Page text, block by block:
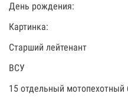
День рождения:
Картинка:
Старший лейтенант
ВСУ
15 отдельный